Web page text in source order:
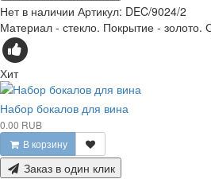
Нет в наличии Артикул: DEC/9024/2
Материал - стекло. Покрытие - золото.
Хит
Набор бокалов для вина
0.00 RUB
В корзину
Заказ в один клик